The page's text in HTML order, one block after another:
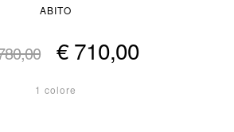
ABITO
€ 710,00
1 colore